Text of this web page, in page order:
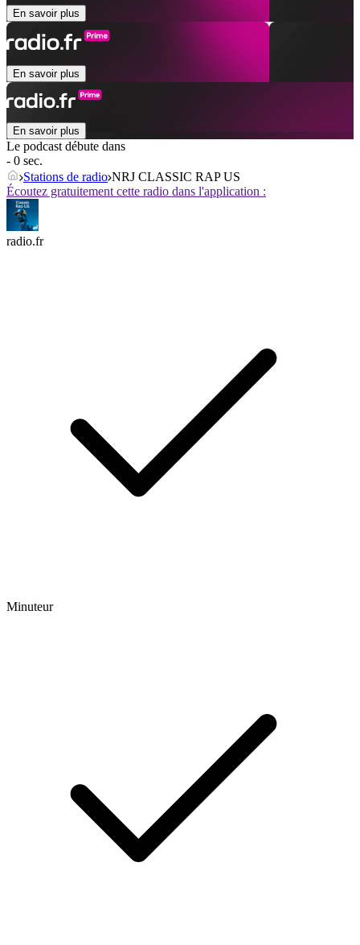
En savoir plus
En savoir plus
En savoir plus
Le podcast débute dans
- 0 sec.
Stations de radio NRJ CLASSIC RAP US
Écoutez gratuitement cette radio dans l'application :
radio.fr
Minuteur